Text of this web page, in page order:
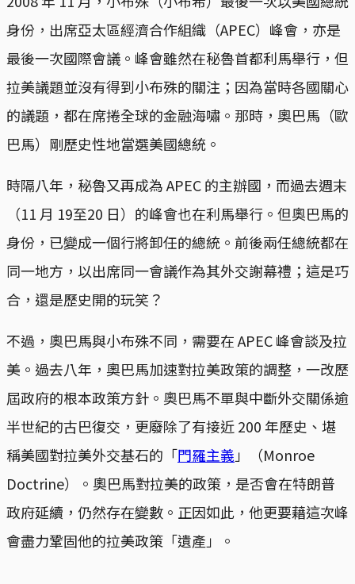
身份，出席亞太區經濟合作組織（APEC）峰會，亦是
最後一次國際會議。峰會雖然在秘魯首都利馬舉行，但
拉美議題並沒有得到小布殊的關注；因為當時各國關心
的議題，都在席捲全球的金融海嘯。那時，奧巴馬（歐
巴馬）剛歷史性地當選美國總統。
時隔八年，秘魯又再成為 APEC 的主辦國，而過去週末
（11 月 19至20 日）的峰會也在利馬舉行。但奧巴馬的
身份，已變成一個行將卸任的總統。前後兩任總統都在
同一地方，以出席同一會議作為其外交謝幕禮；這是巧
合，還是歷史開的玩笑？
不過，奧巴馬與小布殊不同，需要在 APEC 峰會談及拉
美。過去八年，奧巴馬加速對拉美政策的調整，一改歷
屆政府的根本政策方針。奧巴馬不單與中斷外交關係逾
半世紀的古巴復交，更廢除了有接近 200 年歷史、堪
稱美國對拉美外交基石的「門羅主義 」（Monroe
Doctrine）。奧巴馬對拉美的政策，是否會在特朗普
政府延續，仍然存在變數。正因如此，他更要藉這次峰
會盡力鞏固他的拉美政策「遺產」。